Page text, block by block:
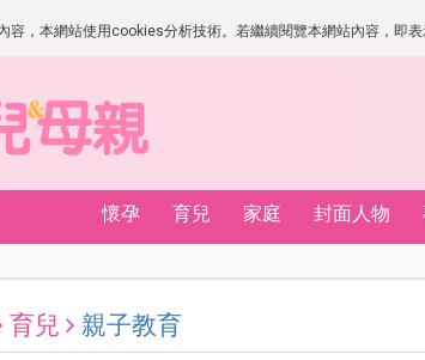
容，本網站使用cookies分析技術。若繼續閱覽本網站內容，即
懷孕 育兒 家庭 封面人物
育兒 親子教育